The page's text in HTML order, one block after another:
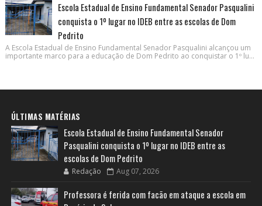
Escola Estadual de Ensino Fundamental Senador Pasqualini
conquista o 1º lugar no IDEB entre as escolas de Dom
Pedrito
A Escola Estadual de Ensino Fundamental Senador Pasqualini alcançou um
importante marco para a educação de Dom Pedrito ao conquistar o 1º lu...
ÚLTIMAS MATÉRIAS
Escola Estadual de Ensino Fundamental Senador
Pasqualini conquista o 1º lugar no IDEB entre as
escolas de Dom Pedrito
Redação Aug 07, 2026
Professora é ferida com facão em ataque a escola em